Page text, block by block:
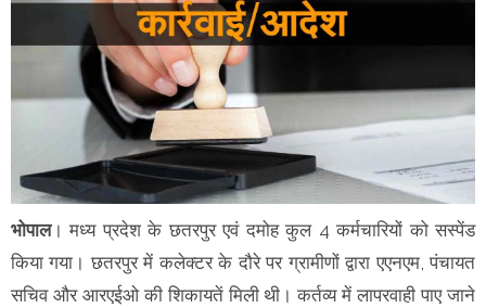
भोपाल। मध्य प्रदेश के छतरपुर एवं दमोह कुल 4 कर्मचारियों को सस्पेंड
किया गया। छतरपुर में कलेक्टर के दौरे पर ग्रामीणों द्वारा एएनएम, पंचायत
सचिव और आरएईओ की शिकायतें मिली थी। कर्तव्य में लापरवाही पाए जाने